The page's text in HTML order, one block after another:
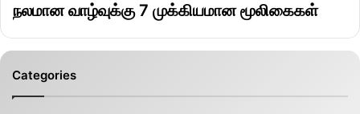
நலமான வாழ்வுக்கு 7 முக்கியமான மூலிகைகள்
Categories